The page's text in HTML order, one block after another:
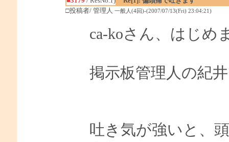
□投稿者/ 管理人 一般人(4回)-(2007/07/13(Fri) 23:04:21)
ca-koさん、はじめ
掲示板管理人の紀
吐き気が強いと、